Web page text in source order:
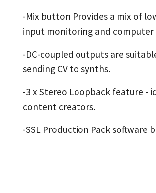
-Mix button Provides a mix of
input monitoring and computer
-DC-coupled outputs are
sending CV to synths.
-3 x Stereo Loopback feature -
content creators.
-SSL Production Pack software